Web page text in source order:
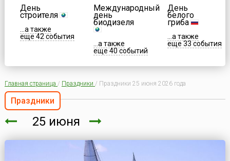
День
строителя
...а также
еще 42 события
Международный
день
биодизеля
...а также
еще 40 событий
День
белого
гриба
...а также
еще 33 события
Главная страница / Праздники / Праздники 25 июня 2026 года
Праздники
25 июня